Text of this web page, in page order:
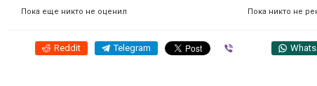
Пока еще никто не оценил Пока никто не
Reddit Telegram